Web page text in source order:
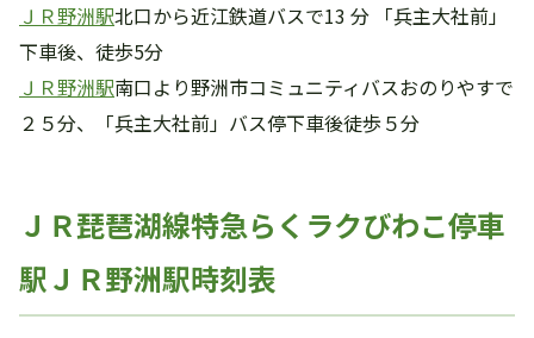
ＪＲ野洲駅北口から近江鉄道バスで13 分 「兵主大社前」
下車後、徒歩5分
ＪＲ野洲駅南口より野洲市コミュニティバスおのりやすで
２５分、「兵主大社前」バス停下車後徒歩５分
ＪＲ琵琶湖線特急らくラクびわこ停車
駅ＪＲ野洲駅時刻表